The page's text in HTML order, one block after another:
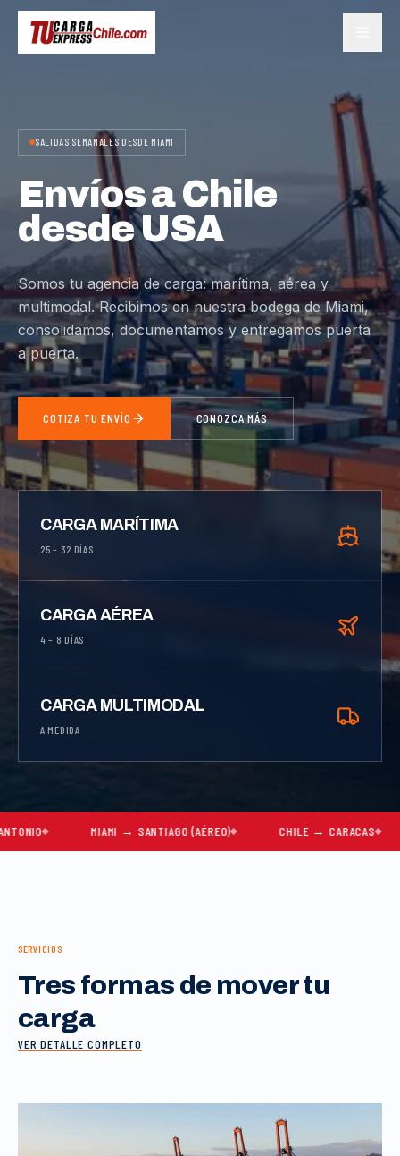
SALIDAS SEMANALES DESDE MIAMI
Envíos a Chile
desde USA
Somos tu agencia de carga: marítima, aérea y
multimodal. Recibimos en nuestra bodega de Miami,
consolidamos, documentamos y entregamos puerta
a puerta.
COTIZA TU ENVÍO CONOZCA MÁS
CARGA MARÍTIMA
25 – 32 DÍAS
CARGA AÉREA
4 – 8 DÍAS
CARGA MULTIMODAL
A MEDIDA
MIAMI → SANTIAGO (AÉREO) CHILE → CARACAS
SERVICIOS
Tres formas de mover tu
carga
VER DETALLE COMPLETO